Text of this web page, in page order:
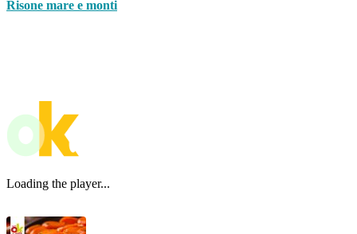
Risone mare e monti
Loading the player...